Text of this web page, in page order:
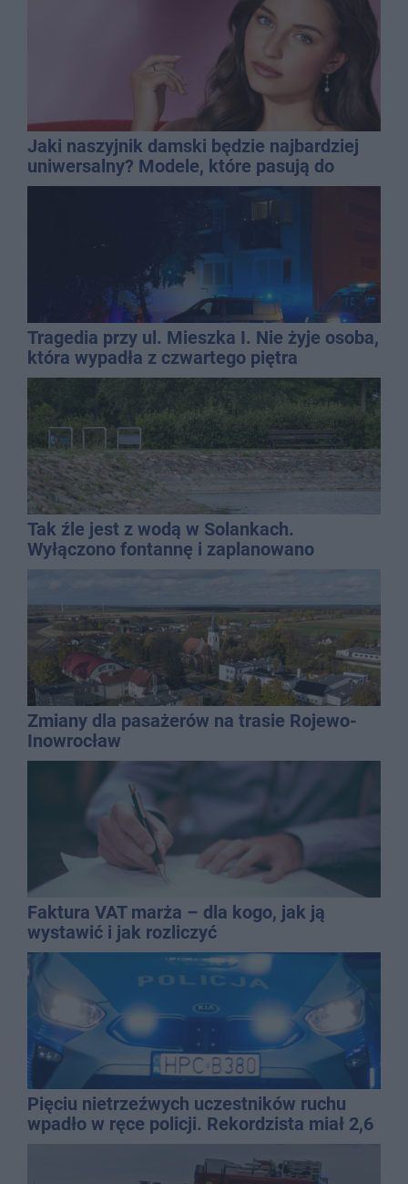
Jaki naszyjnik damski będzie najbardziej
uniwersalny? Modele, które pasują do
wielu stylizacji
Tragedia przy ul. Mieszka I. Nie żyje osoba,
która wypadła z czwartego piętra
Tak źle jest z wodą w Solankach.
Wyłączono fontannę i zaplanowano
dolewkę
Zmiany dla pasażerów na trasie Rojewo-
Inowrocław
Faktura VAT marża – dla kogo, jak ją
wystawić i jak rozliczyć
Pięciu nietrzeźwych uczestników ruchu
wpadło w ręce policji. Rekordzista miał 2,6